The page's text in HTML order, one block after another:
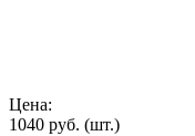
Цена:
1040 руб. (шт.)